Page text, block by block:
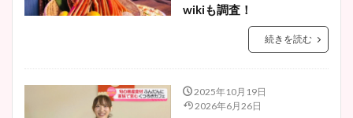
wikiも調査！
続きを読む
2025年10月19日
2026年6月26日